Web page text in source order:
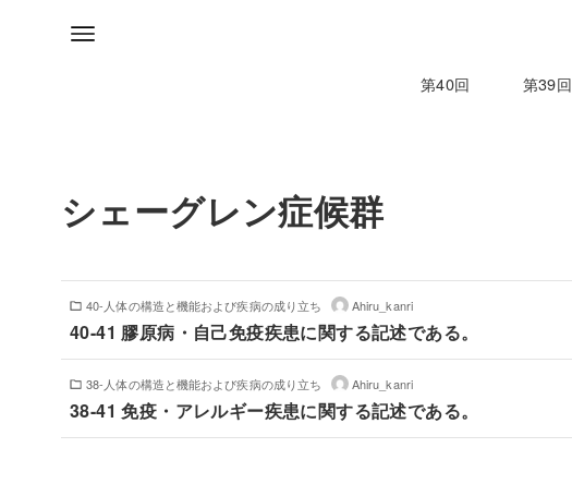
第40回 第39回
シェーグレン症候群
40-人体の構造と機能および疾病の成り立ち Ahiru_kanri
40-41 膠原病・自己免疫疾患に関する記述である。
38-人体の構造と機能および疾病の成り立ち Ahiru_kanri
38-41 免疫・アレルギー疾患に関する記述である。